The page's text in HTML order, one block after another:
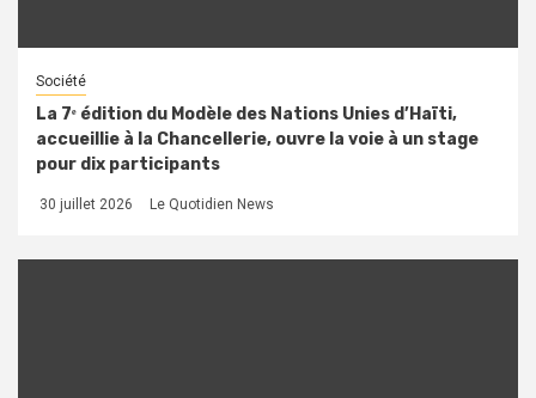
Société
La 7ᵉ édition du Modèle des Nations Unies d’Haïti,
accueillie à la Chancellerie, ouvre la voie à un stage
pour dix participants
30 juillet 2026 Le Quotidien News